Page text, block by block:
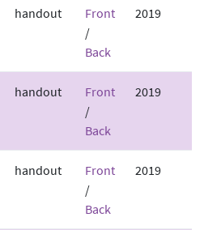
handout
Front
/
Back
2019
handout
Front
/
Back
2019
handout
Front
/
Back
2019